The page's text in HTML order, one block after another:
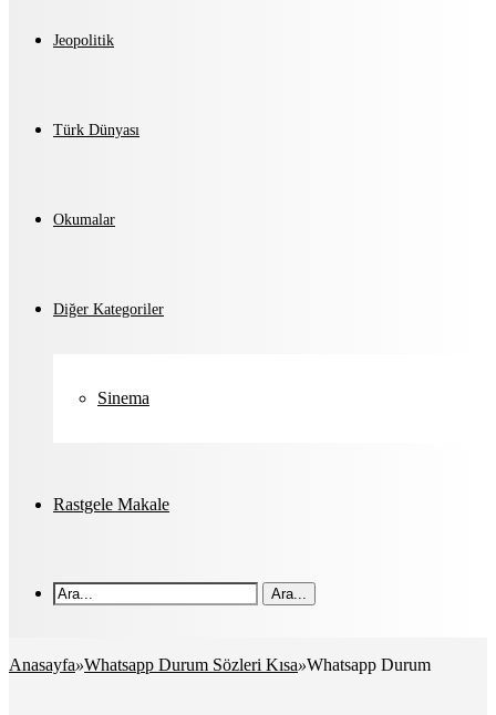
Jeopolitik
Türk Dünyası
Okumalar
Diğer Kategoriler
Sinema
Rastgele Makale
Ara...
Anasayfa»Whatsapp Durum Sözleri Kısa»Whatsapp Durum